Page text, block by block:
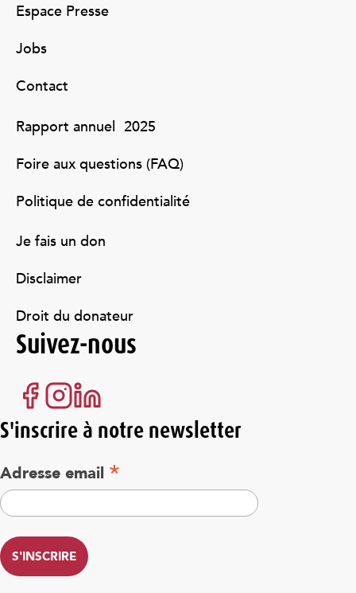
Espace Presse
Jobs
Contact
Rapport annuel 2025
Foire aux questions (FAQ)
Politique de confidentialité
Je fais un don
Disclaimer
Droit du donateur
Suivez-nous
S'inscrire à notre newsletter
Adresse email *